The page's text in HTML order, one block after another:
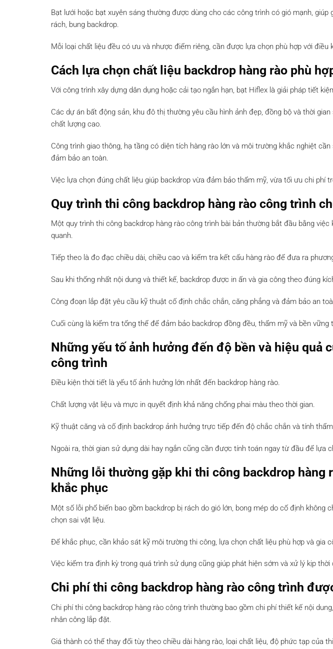
Bạt lưới hoặc bạt xuyên sáng thường được dùng cho các công trình có gió mạnh,
rách, bung backdrop.
Mỗi loại chất liệu đều có ưu và nhược điểm riêng, cần được lựa chọn phù hợp với điều
Cách lựa chọn chất liệu backdrop hàng rào phù
Với công trình xây dựng dân dụng hoặc cải tạo ngắn hạn, bạt Hiflex là giải pháp tiết
Các dự án bất động sản, khu đô thị thường yêu cầu hình ảnh đẹp, đồng bộ và thời
chất lượng cao.
Công trình giao thông, hạ tầng có diện tích hàng rào lớn và môi trường khắc nghiệt
đảm bảo an toàn.
Việc lựa chọn đúng chất liệu giúp backdrop vừa đảm bảo thẩm mỹ, vừa tối ưu chi phí
Quy trình thi công backdrop hàng rào công trình
Một quy trình thi công backdrop hàng rào công trình bài bản thường bắt đầu bằng
quanh.
Tiếp theo là đo đạc chiều dài, chiều cao và kiểm tra kết cấu hàng rào để đưa ra
Sau khi thống nhất nội dung và thiết kế, backdrop được in ấn và gia công theo đúng
Công đoạn lắp đặt yêu cầu kỹ thuật cố định chắc chắn, căng phẳng và đảm bảo an
Cuối cùng là kiểm tra tổng thể để đảm bảo backdrop đồng đều, thẩm mỹ và bền vững
Những yếu tố ảnh hưởng đến độ bền và hiệu quả
công trình
Điều kiện thời tiết là yếu tố ảnh hưởng lớn nhất đến backdrop hàng rào.
Chất lượng vật liệu và mực in quyết định khả năng chống phai màu theo thời gian.
Kỹ thuật căng và cố định backdrop ảnh hưởng trực tiếp đến độ chắc chắn và tính
Ngoài ra, thời gian sử dụng dài hay ngắn cũng cần được tính toán ngay từ đầu để lựa
Những lỗi thường gặp khi thi công backdrop hàng
khắc phục
Một số lỗi phổ biến bao gồm backdrop bị rách do gió lớn, bong mép do cố định không
chọn sai vật liệu.
Để khắc phục, cần khảo sát kỹ môi trường thi công, lựa chọn chất liệu phù hợp và gia
Việc kiểm tra định kỳ trong quá trình sử dụng cũng giúp phát hiện sớm và xử lý kịp
Chi phí thi công backdrop hàng rào công trình
Chi phí thi công backdrop hàng rào công trình thường bao gồm chi phí thiết kế nội
nhân công lắp đặt.
Giá thành có thể thay đổi tùy theo chiều dài hàng rào, loại chất liệu, độ phức tạp của